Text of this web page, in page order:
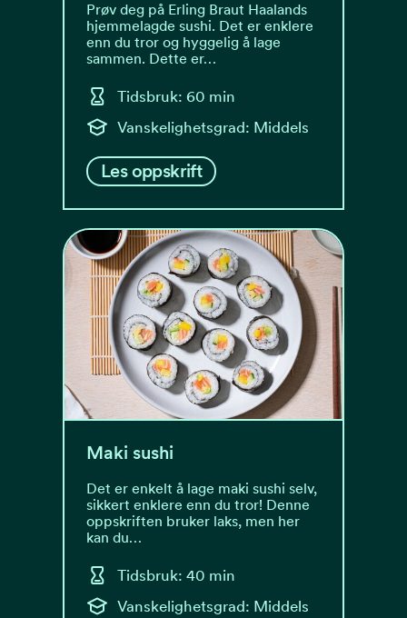
Prøv deg på Erling Braut Haalands
hjemmelagde sushi. Det er enklere
enn du tror og hyggelig å lage
sammen. Dette er…
Tidsbruk: 60 min
Vanskelighetsgrad: Middels
Les oppskrift
Maki sushi
Det er enkelt å lage maki sushi selv,
sikkert enklere enn du tror! Denne
oppskriften bruker laks, men her
kan du…
Tidsbruk: 40 min
Vanskelighetsgrad: Middels